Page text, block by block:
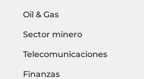
Oil & Gas
Sector minero
Telecomunicaciones
Finanzas